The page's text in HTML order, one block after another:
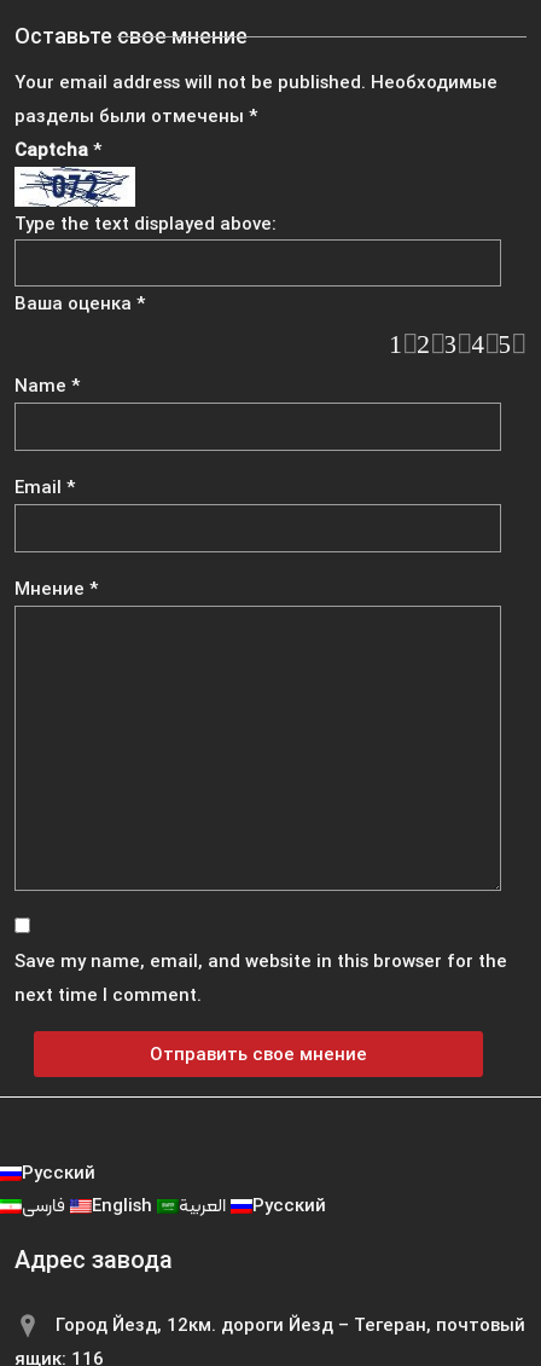
Оставьте свое мнение
Your email address will not be published. Необходимые
разделы были отмечены *
Мнение *
Name *
Email *
Save my name, email, and website in this browser for the
next time I comment.
Captcha *
Type the text displayed above:
Ваша оценка *
5
4
3
2
1
Русский
English Русский
Адрес завода
Город Йезд, 12км. дороги Йезд – Тегеран, почтовый
ящик: 116